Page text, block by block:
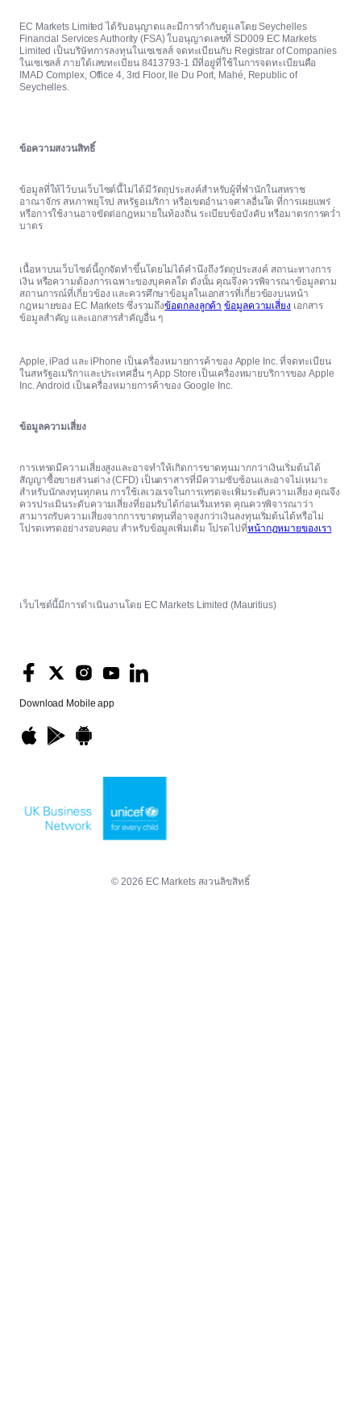
EC Markets Limited ได้รับอนุญาตและมีการกำกับดูแลโดย Seychelles
Financial Services Authority (FSA) ใบอนุญาตเลขที่ SD009 EC Markets
Limited เป็นบริษัทการลงทุนในเซเชลส์ จดทะเบียนกับ Registrar of Companies
ในเซเชลส์ ภายใต้เลขทะเบียน 8413793-1 มีที่อยู่ที่ใช้ในการจดทะเบียนคือ
IMAD Complex, Office 4, 3rd Floor, Ile Du Port, Mahé, Republic of
Seychelles.
ข้อความสงวนสิทธิ์
ข้อมูลที่ให้ไว้บนเว็บไซต์นี้ไม่ได้มีวัตถุประสงค์สำหรับผู้ที่พำนักในสหราช
อาณาจักร สหภาพยุโรป สหรัฐอเมริกา หรือเขตอำนาจศาลอื่นใด ที่การเผยแพร่
หรือการใช้งานอาจขัดต่อกฎหมายในท้องถิ่น ระเบียบข้อบังคับ หรือมาตรการคว่ำ
บาตร
เนื้อหาบนเว็บไซต์นี้ถูกจัดทำขึ้นโดยไม่ได้คำนึงถึงวัตถุประสงค์ สถานะทางการ
เงิน หรือความต้องการเฉพาะของบุคคลใด ดังนั้น คุณจึงควรพิจารณาข้อมูลตาม
สถานการณ์ที่เกี่ยวข้อง และควรศึกษาข้อมูลในเอกสารที่เกี่ยวข้องบนหน้า
กฎหมายของ EC Markets ซึ่งรวมถึงข้อตกลงลูกค้า ข้อมูลความเสี่ยง เอกสาร
ข้อมูลสำคัญ และเอกสารสำคัญอื่น ๆ
Apple, iPad และ iPhone เป็นเครื่องหมายการค้าของ Apple Inc. ที่จดทะเบียน
ในสหรัฐอเมริกาและประเทศอื่น ๆ App Store เป็นเครื่องหมายบริการของ Apple
Inc. Android เป็นเครื่องหมายการค้าของ Google Inc.
ข้อมูลความเสี่ยง
การเทรดมีความเสี่ยงสูงและอาจทำให้เกิดการขาดทุนมากกว่าเงินเริ่มต้นได้
สัญญาซื้อขายส่วนต่าง (CFD) เป็นตราสารที่มีความซับซ้อนและอาจไม่เหมาะ
สำหรับนักลงทุนทุกคน การใช้เลเวอเรจในการเทรดจะเพิ่มระดับความเสี่ยง คุณจึง
ควรประเมินระดับความเสี่ยงที่ยอมรับได้ก่อนเริ่มเทรด คุณควรพิจารณาว่า
สามารถรับความเสี่ยงจากการขาดทุนที่อาจสูงกว่าเงินลงทุนเริ่มต้นได้หรือไม่
โปรดเทรดอย่างรอบคอบ สำหรับข้อมูลเพิ่มเติม โปรดไปที่หน้ากฎหมายของเรา
Download Mobile app
เว็บไซต์นี้มีการดำเนินงานโดย EC Markets Limited (Mauritius)
© 2026 EC Markets สงวนลิขสิทธิ์